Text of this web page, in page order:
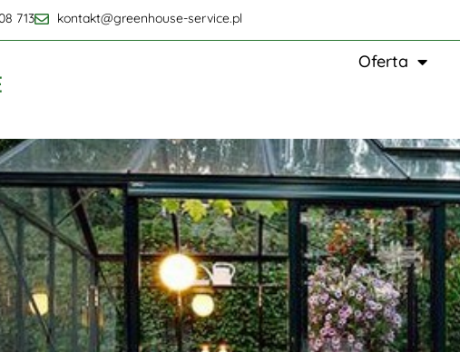
713 kontakt@greenhouse-service.pl
Oferta